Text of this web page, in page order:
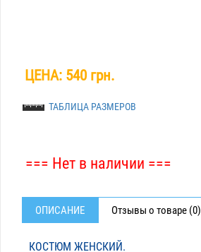
ЦЕНА: 540 грн.
ТАБЛИЦА РАЗМЕРОВ
=== Нет в наличии ===
ОПИСАНИЕ Отзывы о товаре (0)
КОСТЮМ ЖЕНСКИЙ.